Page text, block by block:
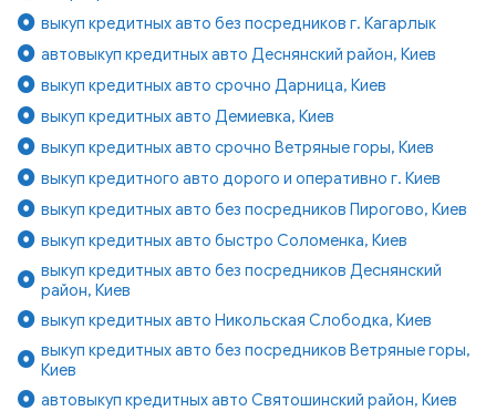
выкуп кредитных авто без посредников г. Кагарлык
автовыкуп кредитных авто Деснянский район, Киев
выкуп кредитных авто срочно Дарница, Киев
выкуп кредитных авто Демиевка, Киев
выкуп кредитных авто срочно Ветряные горы, Киев
выкуп кредитного авто дорого и оперативно г. Киев
выкуп кредитных авто без посредников Пирогово, Киев
выкуп кредитных авто быстро Соломенка, Киев
выкуп кредитных авто без посредников Деснянский
район, Киев
выкуп кредитных авто Никольская Слободка, Киев
выкуп кредитных авто без посредников Ветряные горы,
Киев
автовыкуп кредитных авто Святошинский район, Киев